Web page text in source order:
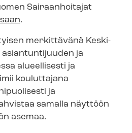
Sairaanhoitajat
.
merkittävänä Keski-
asiantuntijuuden ja
alueellisesti ja
kouluttajana
ja
samalla näyttöön
asemaa.